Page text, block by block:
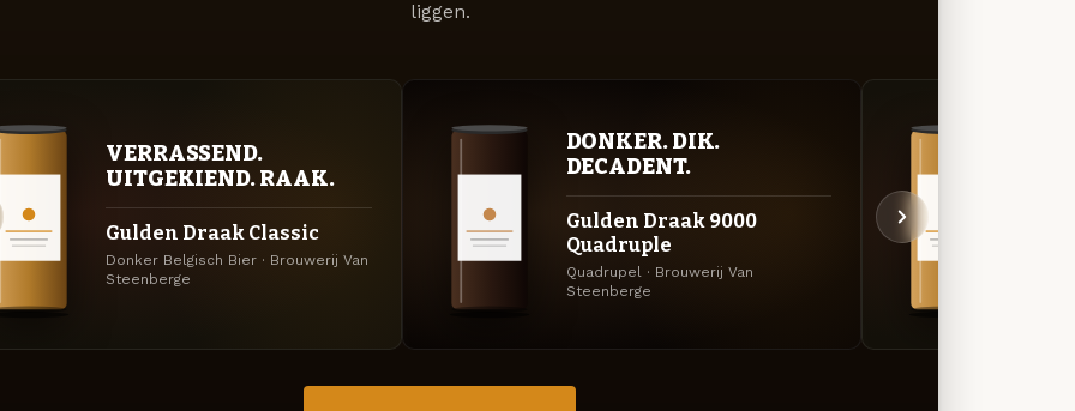
liggen.
VERRASSEND.
UITGEKIEND. RAAK.
Gulden Draak Classic
Donker Belgisch Bier · Brouwerij Van
Steenberge
DONKER. DIK.
DECADENT.
Gulden Draak 9000
Quadruple
Quadrupel · Brouwerij Van
Steenberge